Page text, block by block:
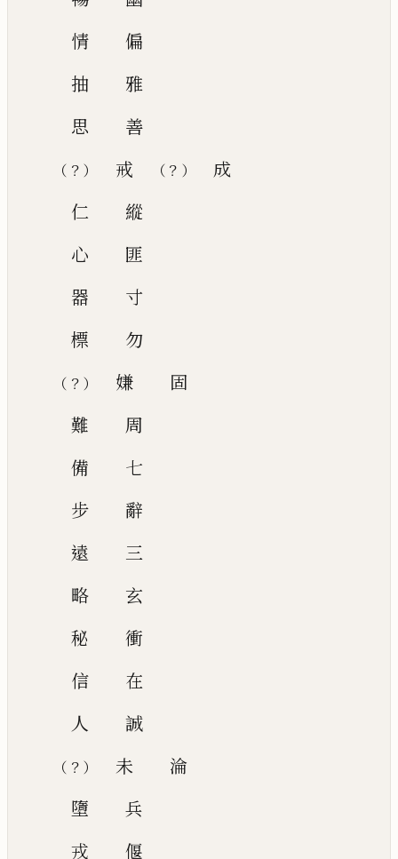
情
偏
抽
雅
思
善
（ ？ ） 戒 （ ？ ）
成
仁
縱
心
匪
器
寸
標
勿
（ ？ ） 嫌
固
難
周
備
七
步
辭
遠
三
略
玄
秘
衝
信
在
人
誠
（ ？ ） 未
淪
墮
兵
戎
偃